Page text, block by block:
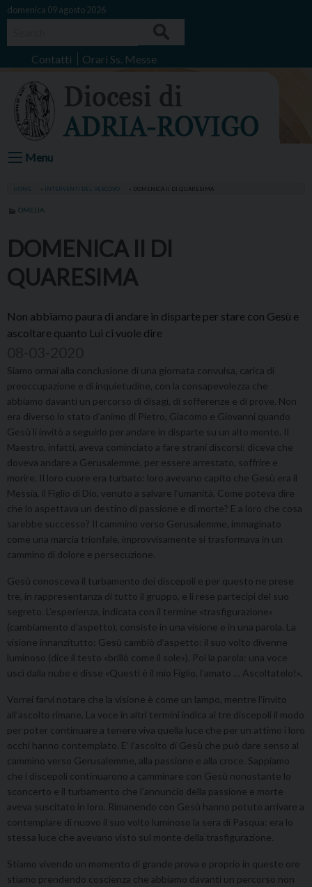
Skip
domenica 09 agosto 2026
Contatti Orari Ss. Messe
Menu
HOME INTERVENTI DEL VESCOVO DOMENICA II DI QUARESIMA
OMELIA
DOMENICA II DI
QUARESIMA
Non abbiamo paura di andare in disparte per stare con Gesù e
ascoltare quanto Lui ci vuole dire
Siamo ormai alla conclusione di una giornata convulsa, carica di
preoccupazione e di inquietudine, con la consapevolezza che
abbiamo davanti un percorso di disagi, di sofferenze e di prove. Non
era diverso lo stato d’animo di Pietro, Giacomo e Giovanni quando
Gesù li invitò a seguirlo per andare in disparte su un alto monte. Il
Maestro, infatti, aveva cominciato a fare strani discorsi: diceva che
doveva andare a Gerusalemme, per essere arrestato, soffrire e
morire. Il loro cuore era turbato: loro avevano capito che Gesù era il
Messia, il Figlio di Dio, venuto a salvare l’umanità. Come poteva dire
che lo aspettava un destino di passione e di morte? E a loro che cosa
sarebbe successo? Il cammino verso Gerusalemme, immaginato
come una marcia trionfale, improvvisamente si trasformava in un
cammino di dolore e persecuzione.
Gesù conosceva il turbamento dei discepoli e per questo ne prese
tre, in rappresentanza di tutto il gruppo, e li rese partecipi del suo
segreto. L’esperienza, indicata con il termine «trasfigurazione»
(cambiamento d’aspetto), consiste in una visione e in una parola. La
visione innanzitutto: Gesù cambiò d’aspetto: il suo volto divenne
luminoso (dice il testo «brillò come il sole»). Poi la parola: una voce
uscì dalla nube e disse «Questi è il mio Figlio, l’amato … Ascoltatelo!».
Vorrei farvi notare che la visione è come un lampo, mentre l’invito
all’ascolto rimane. La voce in altri termini indica ai tre discepoli il modo
per poter continuare a tenere viva quella luce che per un attimo i loro
occhi hanno contemplato. E’ l’ascolto di Gesù che può dare senso al
cammino verso Gerusalemme, alla passione e alla croce. Sappiamo
che i discepoli continuarono a camminare con Gesù nonostante lo
sconcerto e il turbamento che l’annuncio della passione e morte
aveva suscitato in loro. Rimanendo con Gesù hanno potuto arrivare a
contemplare di nuovo il suo volto luminoso la sera di Pasqua: era lo
stessa luce che avevano visto sul monte della trasfigurazione.
Stiamo vivendo un momento di grande prova e proprio in queste ore
stiamo prendendo coscienza che abbiamo davanti un percorso non